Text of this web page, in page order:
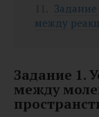
Задание
между
Задание 1.
между